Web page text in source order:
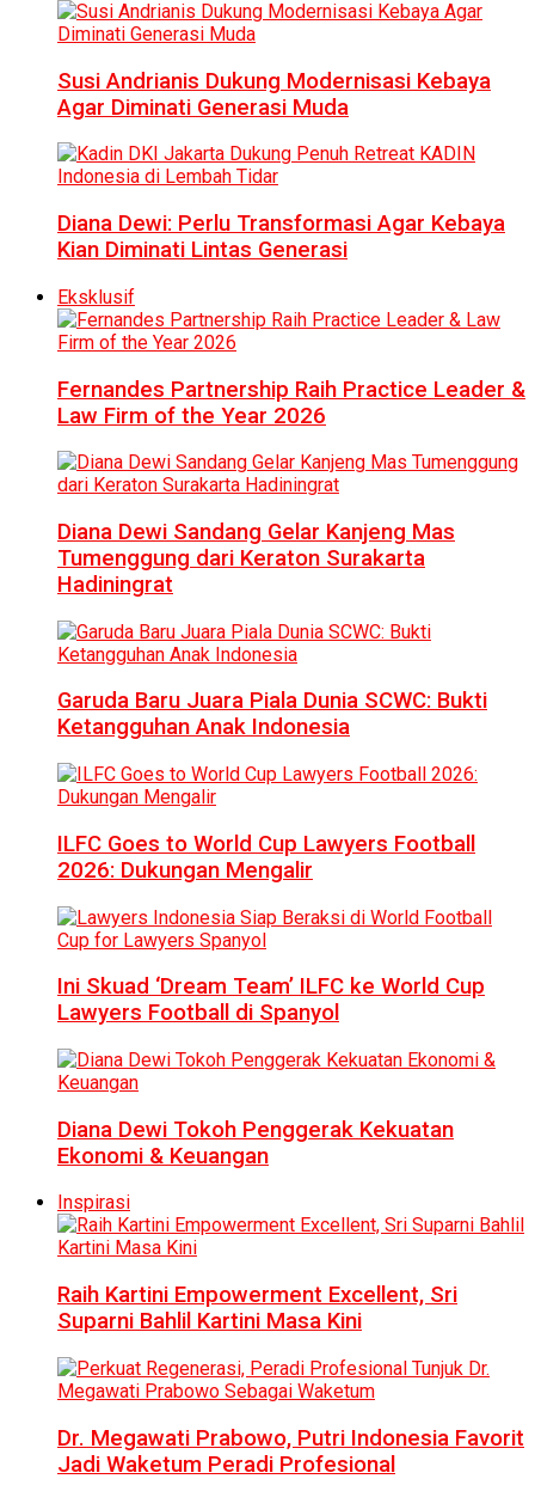
Susi Andrianis Dukung Modernisasi Kebaya
Agar Diminati Generasi Muda
Diana Dewi: Perlu Transformasi Agar Kebaya
Kian Diminati Lintas Generasi
Eksklusif
Fernandes Partnership Raih Practice Leader &
Law Firm of the Year 2026
Diana Dewi Sandang Gelar Kanjeng Mas
Tumenggung dari Keraton Surakarta
Hadiningrat
Garuda Baru Juara Piala Dunia SCWC: Bukti
Ketangguhan Anak Indonesia
ILFC Goes to World Cup Lawyers Football
2026: Dukungan Mengalir
Ini Skuad ‘Dream Team’ ILFC ke World Cup
Lawyers Football di Spanyol
Diana Dewi Tokoh Penggerak Kekuatan
Ekonomi & Keuangan
Inspirasi
Raih Kartini Empowerment Excellent, Sri
Suparni Bahlil Kartini Masa Kini
Dr. Megawati Prabowo, Putri Indonesia Favorit
Jadi Waketum Peradi Profesional